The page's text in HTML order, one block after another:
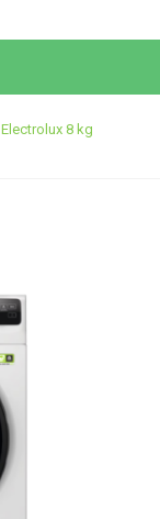
Electrolux 8 kg